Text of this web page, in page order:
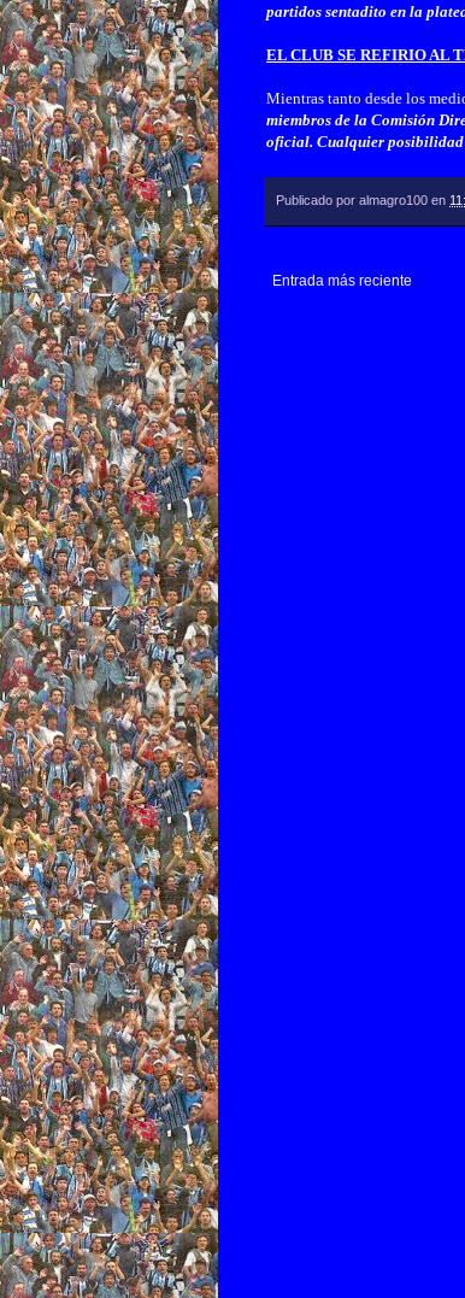
partidos sentadito en la
EL CLUB SE REFIRIO AL
Mientras tanto desde los
miembros de la Comisión
oficial. Cualquier posibilidad
Publicado por almagro100 en
Entrada más reciente